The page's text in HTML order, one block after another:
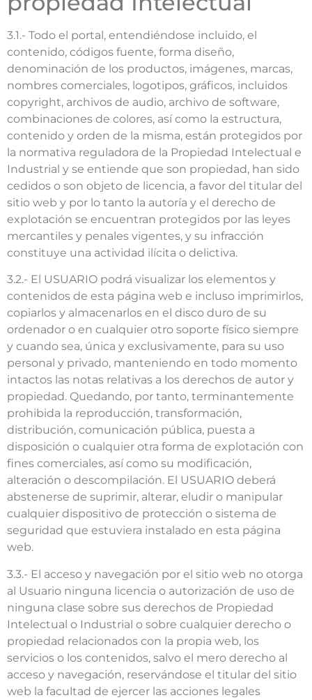
3.1.- Todo el portal, entendiéndose incluido, el
contenido, códigos fuente, forma diseño,
denominación de los productos, imágenes, marcas,
nombres comerciales, logotipos, gráficos, incluidos
copyright, archivos de audio, archivo de software,
combinaciones de colores, así como la estructura,
contenido y orden de la misma, están protegidos por
la normativa reguladora de la Propiedad Intelectual e
Industrial y se entiende que son propiedad, han sido
cedidos o son objeto de licencia, a favor del titular del
sitio web y por lo tanto la autoría y el derecho de
explotación se encuentran protegidos por las leyes
mercantiles y penales vigentes, y su infracción
constituye una actividad ilícita o delictiva.
3.2.- El USUARIO podrá visualizar los elementos y
contenidos de esta página web e incluso imprimirlos,
copiarlos y almacenarlos en el disco duro de su
ordenador o en cualquier otro soporte físico siempre
y cuando sea, única y exclusivamente, para su uso
personal y privado, manteniendo en todo momento
intactos las notas relativas a los derechos de autor y
propiedad. Quedando, por tanto, terminantemente
prohibida la reproducción, transformación,
distribución, comunicación pública, puesta a
disposición o cualquier otra forma de explotación con
fines comerciales, así como su modificación,
alteración o descompilación. El USUARIO deberá
abstenerse de suprimir, alterar, eludir o manipular
cualquier dispositivo de protección o sistema de
seguridad que estuviera instalado en esta página
web.
3.3.- El acceso y navegación por el sitio web no otorga
al Usuario ninguna licencia o autorización de uso de
ninguna clase sobre sus derechos de Propiedad
Intelectual o Industrial o sobre cualquier derecho o
propiedad relacionados con la propia web, los
servicios o los contenidos, salvo el mero derecho al
acceso y navegación, reservándose el titular del sitio
web la facultad de ejercer las acciones legales